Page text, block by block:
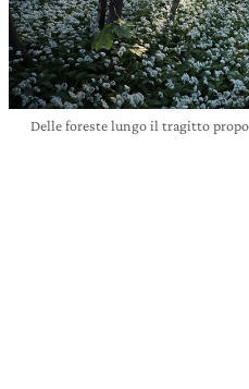
Delle foreste lungo il tragitto